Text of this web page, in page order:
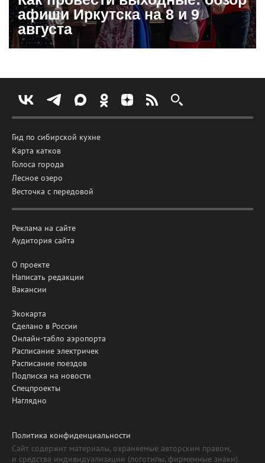
афиши Иркутска на 8 и 9
августа
Гид по сибирской кухне
Карта катков
Голоса города
Лесное озеро
Весточка с передовой
Реклама на сайте
Аудитория сайта
О проекте
Написать редакции
Вакансии
Экокарта
Сделано в России
Онлайн-табло аэропорта
Расписание электричек
Расписание поездов
Подписка на новости
Спецпроекты
Наглядно
Политика конфиденциальности
Сайт содержит материалы, охраняемые авторским правом,
и средства индивидуализации (логотипы, фирменные знаки).